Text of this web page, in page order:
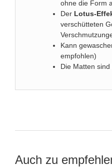
ohne die Form
Der Lotus-
verschütteten
Kann
empfohlen)
Die Matten
Auch zu